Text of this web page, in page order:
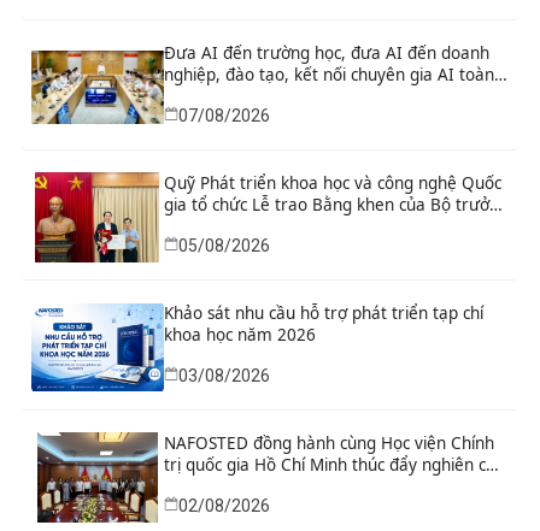
Đưa AI đến trường học, đưa AI đến doanh
nghiệp, đào tạo, kết nối chuyên gia AI toàn
cầu
07/08/2026
Quỹ Phát triển khoa học và công nghệ Quốc
gia tổ chức Lễ trao Bằng khen của Bộ trưởng
nhân có thành tích xuất sắc
05/08/2026
Khảo sát nhu cầu hỗ trợ phát triển tạp chí
khoa học năm 2026
03/08/2026
NAFOSTED đồng hành cùng Học viện Chính
trị quốc gia Hồ Chí Minh thúc đẩy nghiên cứu
02/08/2026